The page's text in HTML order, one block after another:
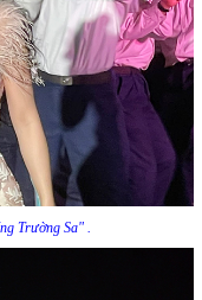
Trường Sa" .